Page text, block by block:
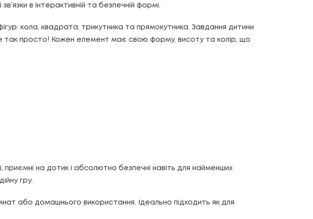
в інтерактивній та безпечній формі.
кола, квадрата, трикутника та прямокутника. Завдання дитини
не так просто! Кожен елемент має свою форму, висоту та колір, що
приємні на дотик і абсолютно безпечні навіть для найменших
гру.
або домашнього використання. Ідеально підходить як для